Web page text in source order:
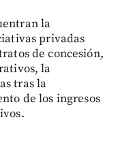
la
privadas
de concesión,
la
tras la
de los ingresos